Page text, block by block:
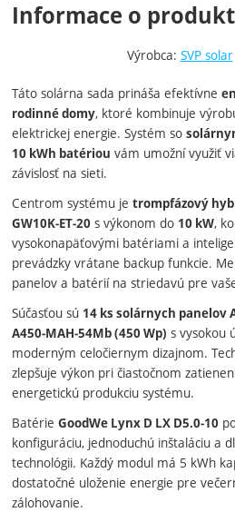
Informace o
Výrobca: SVP solar
Táto solárna sada prináša efektívne
rodinné domy, ktoré kombinuje
elektrickej energie. Systém so
10 kWh batériou vám umožní využiť
závislosť na sieti.
Centrom systému jetrompfázový
GW10K‑ET‑20 s výkonom do 10 kW,
vysokonapäťovými batériami a
prevádzky vrátane backup funkcie.
panelov a batérií na striedavú pre
Súčasťou sú 14 ks solárnych panelov
A450‑MAH‑54Mb (450 Wp) s vysokou
moderným celočiernym dizajnom.
zlepšuje výkon pri čiastočnom
energetickú produkciu systému.
BatérieGoodWe Lynx D LX D5.0‑10
konfiguráciu, jednoduchú inštaláciu a
technológii. Každý modul má 5 kWh
dostatočné uloženie energie pre
zálohovanie.